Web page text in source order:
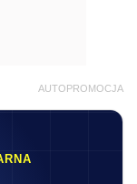
AUTOPROMOCJA